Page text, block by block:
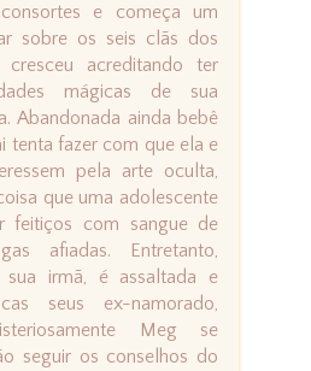
e começa um
sobre os seis clãs dos
cresceu acreditando ter
mágicas de sua
Abandonada ainda bebê
tenta fazer com que ela e
pela arte oculta,
que uma adolescente
feitiços com sangue de
afiadas. Entretanto,
sua irmã, é assaltada e
seus ex-namorado,
Meg se
seguir os conselhos do